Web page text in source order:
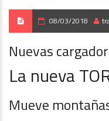
08/03/2018
Nuevas
La nueva
Mueve